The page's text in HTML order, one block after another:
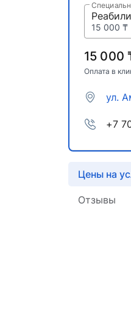
15 000 ₸
15 000
Оплата в
ул.
+7
Цены на
Отзывы